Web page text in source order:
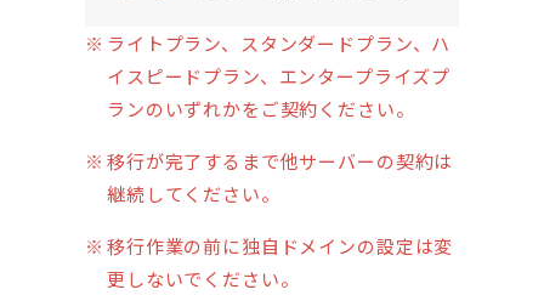
ライトプラン、スタンダードプラン、ハ
イスピードプラン、エンタープライズプ
ランのいずれかをご契約ください。
移行が完了するまで他サーバーの契約は
継続してください。
移行作業の前に独自ドメインの設定は変
更しないでください。